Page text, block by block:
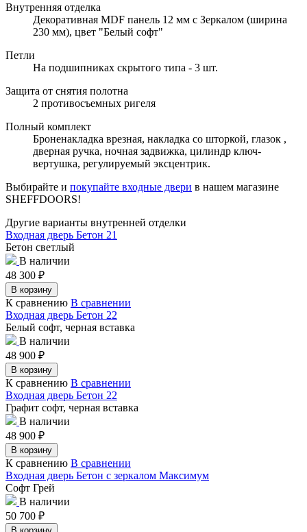
Внутренняя отделка
Декоративная MDF панель 12 мм с Зеркалом (ширина
230 мм), цвет "Белый софт"
Петли
На подшипниках скрытого типа - 3 шт.
Защита от снятия полотна
2 противосъемных ригеля
Полный комплект
Броненакладка врезная, накладка со шторкой, глазок ,
дверная ручка, ночная задвижка, цилиндр ключ-
вертушка, регулируемый эксцентрик.
Выбирайте и покупайте входные двери в нашем магазине
SHEFFDOORS!
Другие варианты внутренней отделки
Входная дверь Бетон 21
Бетон светлый
В наличии
48 300 ₽
В корзину
К сравнению В сравнении
Входная дверь Бетон 22
Белый софт, черная вставка
В наличии
48 900 ₽
В корзину
К сравнению В сравнении
Входная дверь Бетон 22
Графит софт, черная вставка
В наличии
48 900 ₽
В корзину
К сравнению В сравнении
Входная дверь Бетон с зеркалом Максимум
Софт Грей
В наличии
50 700 ₽